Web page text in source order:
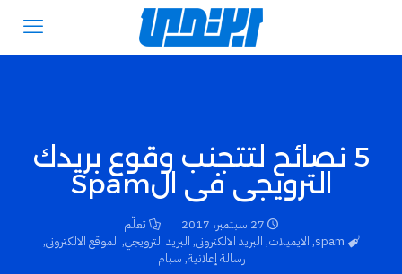
5 نصائح لتتجنب وقوع بريدك
الترويجى فى الSpam
27 سبتمبر، 2017
تعلّم
spam
, الايميلات, البريد الالكترونى, البريد الترويجي, الموقع الالكترونى,
رسالة إعلانية, سبام